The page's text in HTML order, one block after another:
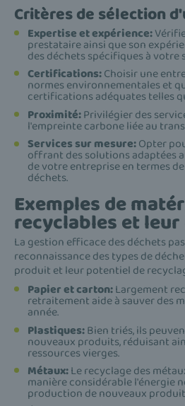
Critères de sélection
Expertise et expérience:
prestataire ainsi que son
des déchets spécifiques à votre
Certifications:Choisir une
normes environnementales et
certifications adéquates telles
Proximité:Privilégier des
l'empreinte carbone liée au
Services sur mesure:Opter
offrant des solutions adaptées
de votre entreprise en termes
déchets.
Exemples de
recyclables et
La gestion efficace des déchets
reconnaissance des types de
produit et leur potentiel de
Papier et carton:Largement
retraitement aide à sauver des
année.
Plastiques:Bien triés, ils
nouveaux produits, réduisant
ressources vierges.
Métaux:Le recyclage des
manière considérable l'énergie
production de nouveaux